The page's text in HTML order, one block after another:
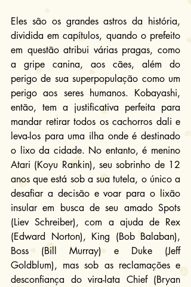
Eles são os grandes astros da história,
dividida em capítulos, quando o prefeito
em questão atribui várias pragas, como
a gripe canina, aos cães, além do
perigo de sua superpopulação como um
perigo aos seres humanos. Kobayashi,
então, tem a justificativa perfeita para
mandar retirar todos os cachorros dali e
leva-los para uma ilha onde é destinado
o lixo da cidade. No entanto, é menino
Atari (Koyu Rankin), seu sobrinho de 12
anos que está sob a sua tutela, o único a
desafiar a decisão e voar para o lixão
insular em busca de seu amado Spots
(Liev Schreiber), com a ajuda de Rex
(Edward Norton), King (Bob Balaban),
Boss (Bill Murray) e Duke (Jeff
Goldblum), mas sob as reclamações e
desconfiança do vira-lata Chief (Bryan